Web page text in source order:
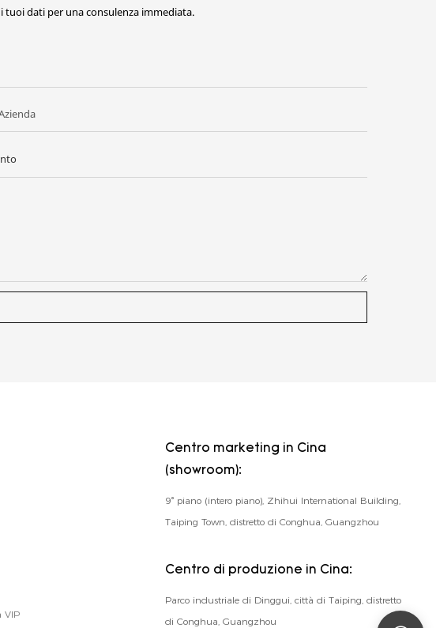
dati per una consulenza immediata.
VIP
Centro marketing in Cina
(showroom):
9° piano (intero piano), Zhihui International Building,
Taiping Town, distretto di Conghua, Guangzhou
Centro di produzione in Cina:
Parco industriale di Dinggui, città di Taiping, distretto
di Conghua, Guangzhou